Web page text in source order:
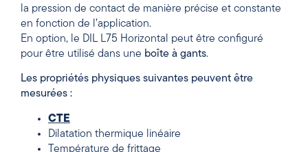
la pression de contact de manière précise et constante
en fonction de l’application.
En option, le DIL L75 Horizontal peut être configuré
pour être utilisé dans une boîte à gants.
Les propriétés physiques suivantes peuvent être
mesurées :
CTE
Dilatation thermique linéaire
Température de frittage